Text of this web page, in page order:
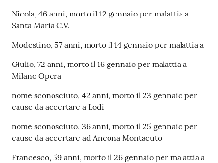
Nicola, 46 anni, morto il 12 gennaio per malattia a
Santa Maria C.V.
Modestino, 57 anni, morto il 14 gennaio per malattia a
Giulio, 72 anni, morto il 16 gennaio per malattia a
Milano Opera
nome sconosciuto, 42 anni, morto il 23 gennaio per
cause da accertare a Lodi
nome sconosciuto, 36 anni, morto il 25 gennaio per
cause da accertare ad Ancona Montacuto
Francesco, 59 anni, morto il 26 gennaio per malattia a